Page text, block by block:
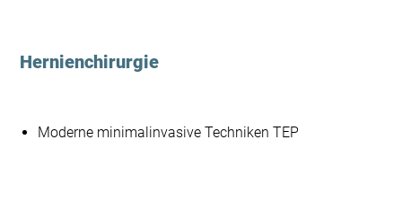
Hernienchirurgie
Moderne minimalinvasive Techniken TEP